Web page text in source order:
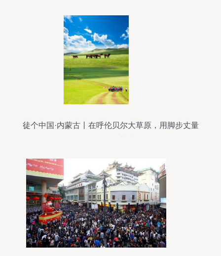
徒个中国·内蒙古丨在呼伦贝尔大草原，用脚步丈量